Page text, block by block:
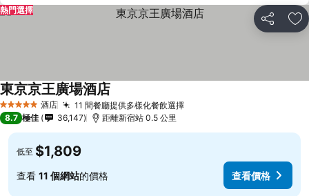
分享 放
熱門選擇
5 星級 酒店 11 間餐廳提供多樣化餐飲選擇
東京京王廣場酒店
8.7 極佳 36,147 距離新宿站 0.5 公里
低至 $1,809
查看 11 個網站的價格 查看價格